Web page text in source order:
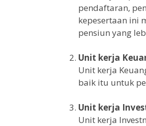
pendaftaran,
kepesertaan ini
pensiun yang
Unit kerja
Unit kerja
baik itu untuk
Unit kerja
Unit kerja